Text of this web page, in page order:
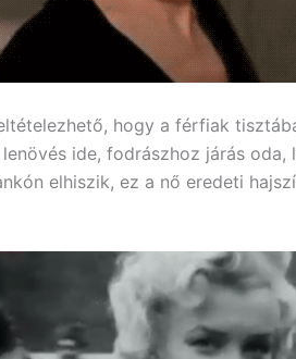
hogy a férfiak
ide, fodrászhoz járás
elhiszik, ez a nő eredeti